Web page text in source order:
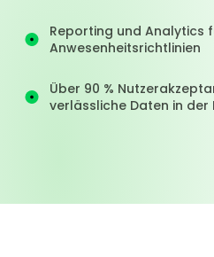
Reporting und Analytics
Anwesenheitsrichtlinien
Über 90 %
verlässliche Daten in